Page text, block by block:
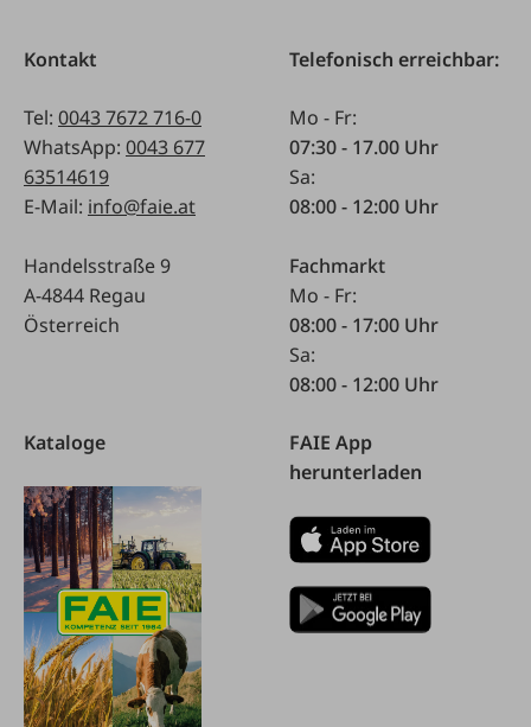
Kontakt
Tel: 0043 7672 716-0
WhatsApp: 0043 677
63514619
E-Mail: info@faie.at
Handelsstraße 9
A-4844 Regau
Österreich
Telefonisch erreichbar:
Mo - Fr:
07:30 - 17.00 Uhr
Sa:
08:00 - 12:00 Uhr
Fachmarkt
Mo - Fr:
08:00 - 17:00 Uhr
Sa:
08:00 - 12:00 Uhr
Kataloge
FAIE App
herunterladen